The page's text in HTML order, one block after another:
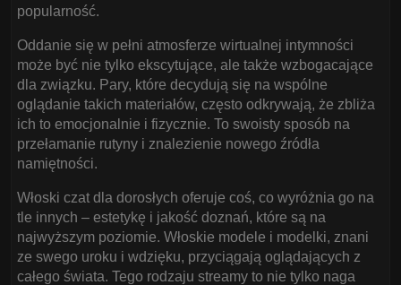
popularność.
Oddanie się w pełni atmosferze wirtualnej intymności
może być nie tylko ekscytujące, ale także wzbogacające
dla związku. Pary, które decydują się na wspólne
oglądanie takich materiałów, często odkrywają, że zbliża
ich to emocjonalnie i fizycznie. To swoisty sposób na
przełamanie rutyny i znalezienie nowego źródła
namiętności.
Włoski czat dla dorosłych oferuje coś, co wyróżnia go na
tle innych – estetykę i jakość doznań, które są na
najwyższym poziomie. Włoskie modele i modelki, znani
ze swego uroku i wdzięku, przyciągają oglądających z
całego świata. Tego rodzaju streamy to nie tylko naga